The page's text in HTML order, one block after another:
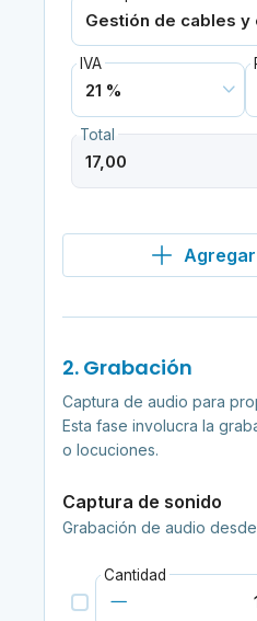
IVA
Total
2. Grabación
Captura de audio para
Esta fase involucra la
o locuciones.
Captura de sonido
Grabación de audio
Cantidad